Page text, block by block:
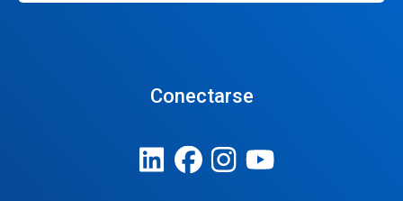
Conectarse